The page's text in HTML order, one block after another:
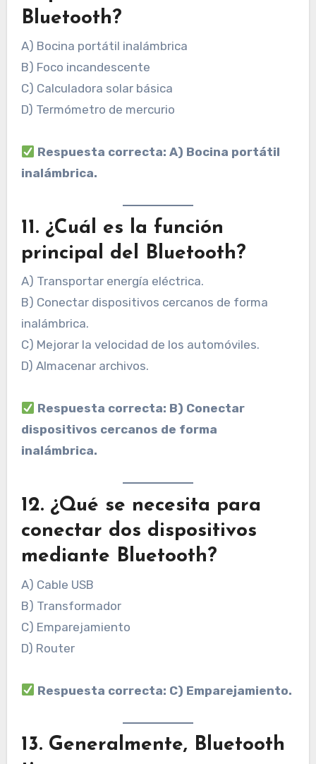
Bluetooth?
A) Bocina portátil inalámbrica
B) Foco incandescente
C) Calculadora solar básica
D) Termómetro de mercurio
Respuesta correcta: A) Bocina portátil
inalámbrica.
11. ¿Cuál es la función
principal del Bluetooth?
A) Transportar energía eléctrica.
B) Conectar dispositivos cercanos de forma
inalámbrica.
C) Mejorar la velocidad de los automóviles.
D) Almacenar archivos.
Respuesta correcta: B) Conectar
dispositivos cercanos de forma
inalámbrica.
12. ¿Qué se necesita para
conectar dos dispositivos
mediante Bluetooth?
A) Cable USB
B) Transformador
C) Emparejamiento
D) Router
Respuesta correcta: C) Emparejamiento.
13. Generalmente, Bluetooth